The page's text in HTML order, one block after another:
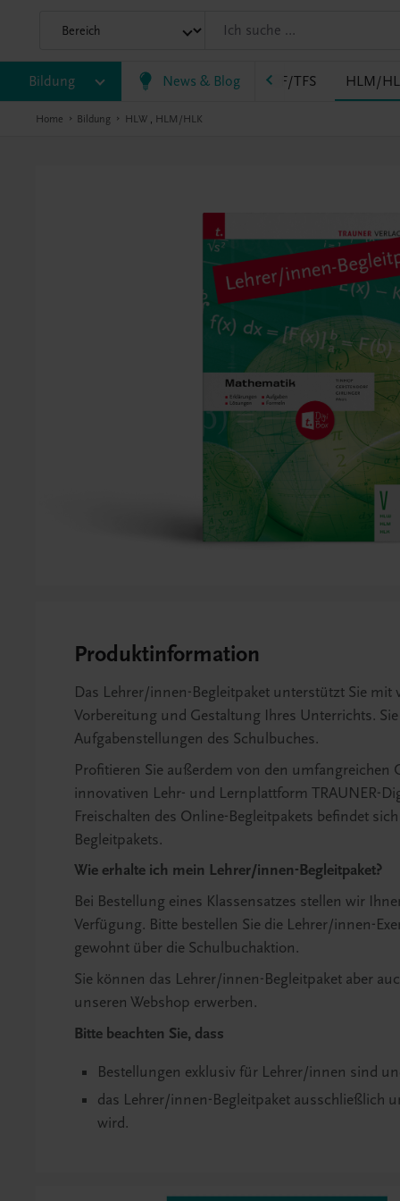
Bildung News & Blog
EWF/ZWF HAK HAS HF/TFS HLM/
Home Bildung HLW, HLM/HLK
Produktinformation
Das Lehrer/innen-Begleitpaket unterstützt Sie mit
Vorbereitung und Gestaltung Ihres Unterrichts.
Aufgabenstellungen des Schulbuches.
Profitieren Sie außerdem von den
innovativen Lehr- und Lernplattform TRAUNER-
Freischalten des Online-Begleitpakets befindet
Begleitpakets.
Wie erhalte ich mein Lehrer/innen-Begleitpaket?
Bei Bestellung eines Klassensatzes stellen wir
Verfügung. Bitte bestellen Sie die Lehrer/innen-
gewohnt über die Schulbuchaktion.
Sie können das Lehrer/innen-Begleitpaket aber
unseren Webshop erwerben.
Bitte beachten Sie, dass
Bestellungen exklusiv für Lehrer/innen sind
das Lehrer/innen-Begleitpaket ausschließlich
wird.